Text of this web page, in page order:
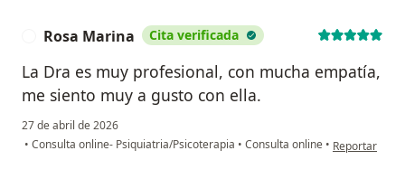
Rosa Marina Cita verificada
La Dra es muy profesional, con mucha empatía,
me siento muy a gusto con ella.
27 de abril de 2026
• Consulta online- Psiquiatria/Psicoterapia • Consulta online • en opinión
Reportar